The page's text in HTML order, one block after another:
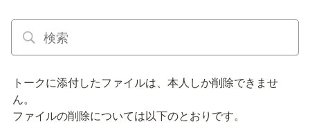
トークに添付したファイルは、本人しか削除できませ
ん。
ファイルの削除については以下のとおりです。